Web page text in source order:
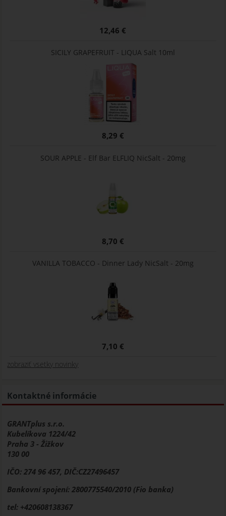
12,46 €
SICILY GRAPEFRUIT - LIQUA Salt 10ml
8,29 €
SOUR APPLE - Elf Bar ELFLIQ NicSalt - 20mg
8,70 €
VANILLA TOBACCO - Dinner Lady NicSalt - 20mg
7,10 €
zobraziť vsetky novinky
Kontaktné informácie
GRANTplus s.r.o.
Kubelíkova 1224/42
Praha 3 - Žižkov
130 00
IČO: 274 96 457, DIČ:CZ27496457
Bankovní spojení: 2800775540/2010 (Fio banka)
tel: +420608138367